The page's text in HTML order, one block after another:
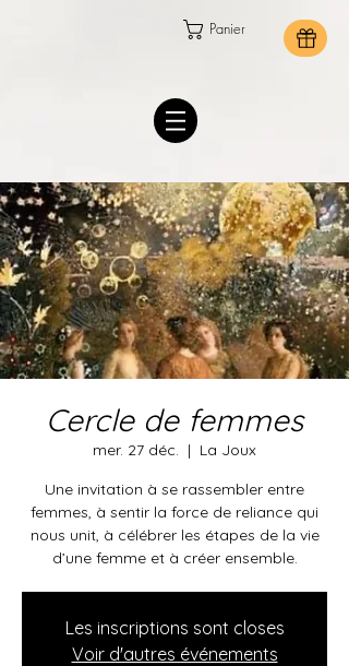
Panier
Cercle de femmes
mer. 27 déc.
  |
La Joux
Une invitation à se rassembler entre
femmes, à sentir la force de reliance qui
nous unit, à célébrer les étapes de la vie
d’une femme et à créer ensemble.
Les inscriptions sont closes
Voir d'autres événements